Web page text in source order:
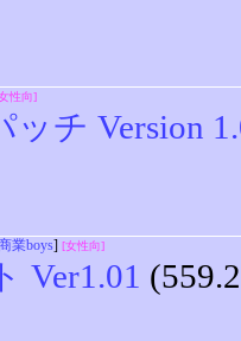
性向]
ッチ Version
業boys] [女性向]
Ver1.01